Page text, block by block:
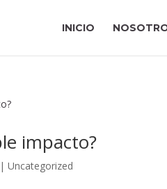
INICIO
impacto?
|Uncategorized